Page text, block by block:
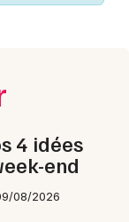
4 idées
end
08/2026